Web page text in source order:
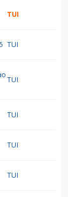
TUI
TUI
TUI
TUI
TUI
TUI